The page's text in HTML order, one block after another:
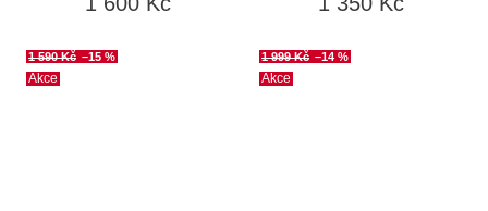
Akce
1 590 Kč –15 %
Akce
1 999 Kč –14 %